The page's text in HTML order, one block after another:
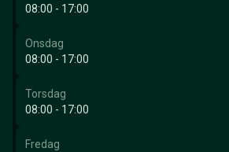
08:00 - 17:00
Onsdag
08:00 - 17:00
Torsdag
08:00 - 17:00
Fredag